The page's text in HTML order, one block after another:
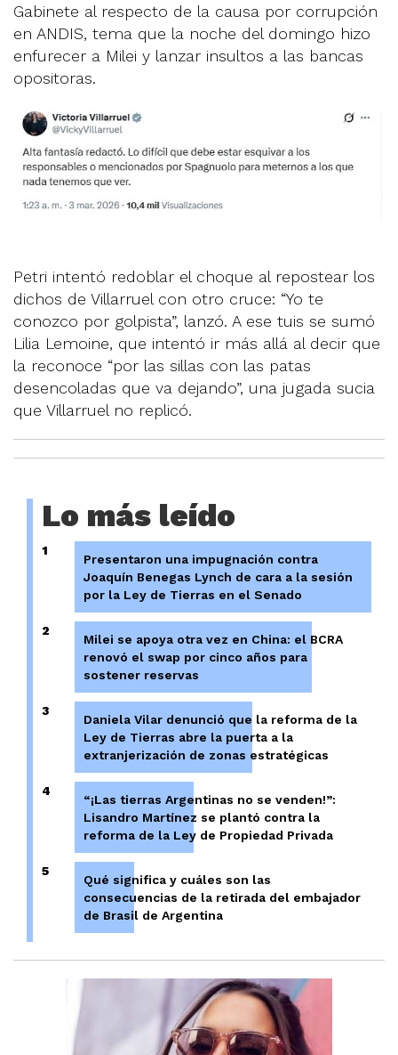
Gabinete al respecto de la causa por corrupción
en ANDIS, tema que la noche del domingo hizo
enfurecer a Milei y lanzar insultos a las bancas
opositoras.
Petri intentó redoblar el choque al repostear los
dichos de Villarruel con otro cruce: “Yo te
conozco por golpista”, lanzó. A ese tuis se sumó
Lilia Lemoine, que intentó ir más allá al decir que
la reconoce “por las sillas con las patas
desencoladas que va dejando”, una jugada sucia
que Villarruel no replicó.
Lo más leído
1
Presentaron una impugnación contra
Joaquín Benegas Lynch de cara a la sesión
por la Ley de Tierras en el Senado
2
Milei se apoya otra vez en China: el BCRA
renovó el swap por cinco años para
sostener reservas
3
Daniela Vilar denunció que la reforma de la
Ley de Tierras abre la puerta a la
extranjerización de zonas estratégicas
4
“¡Las tierras Argentinas no se venden!”:
Lisandro Martínez se plantó contra la
reforma de la Ley de Propiedad Privada
5
Qué significa y cuáles son las
consecuencias de la retirada del embajador
de Brasil de Argentina